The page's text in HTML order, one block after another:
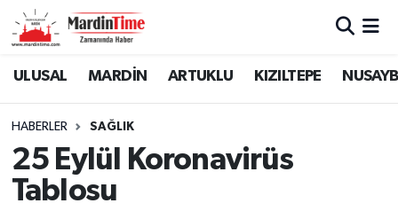
ULUSAL MARDİN ARTUKLU KIZILTEPE
HABERLER SAĞLIK
25 Eylül Koronavirüs
Tablosu
Mardin Nöbetçi Eczaneler
Mardin Namaz Vakitleri
Mardin Trafik Yoğunluk Haritası